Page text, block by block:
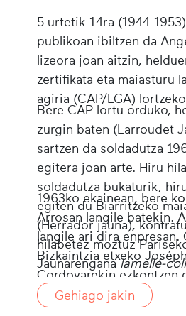
5 urtetik 14ra (1944-
publikoan ibiltzen da
lizeora joan aitzin,
zertifikata eta maiasturu
agiria (CAP/LGA)
Bere CAP lortu orduko,
zurgin baten (Larroudet
sartzen da soldadutza
egitera joan arte. Hiru
soldadutza bukaturik,
egiten du Biarritzeko
(Herrador jauna),
hilabetez moztuz
Jaunarenganalamellé-
formatzera joateko.
1963ko ekainean, bere
Arrosan langile batekin.
langile ari dira enpresan.
Bizkaintzia etxeko
Cordovarekin ezkontzen
1967an. Elkarrekin bi
Gehiago jakin